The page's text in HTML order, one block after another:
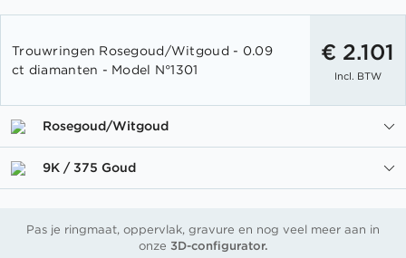
het
begin
de
afbeeldingen-
Trouwringen Rosegoud/Witgoud - 0.09
ct diamanten - Model N°1301
€ 2.101
Incl. BTW
Rosegoud/Witgoud
9K / 375 Goud
Pas je ringmaat, oppervlak, gravure en nog veel meer aan in
onze 3D-configurator.